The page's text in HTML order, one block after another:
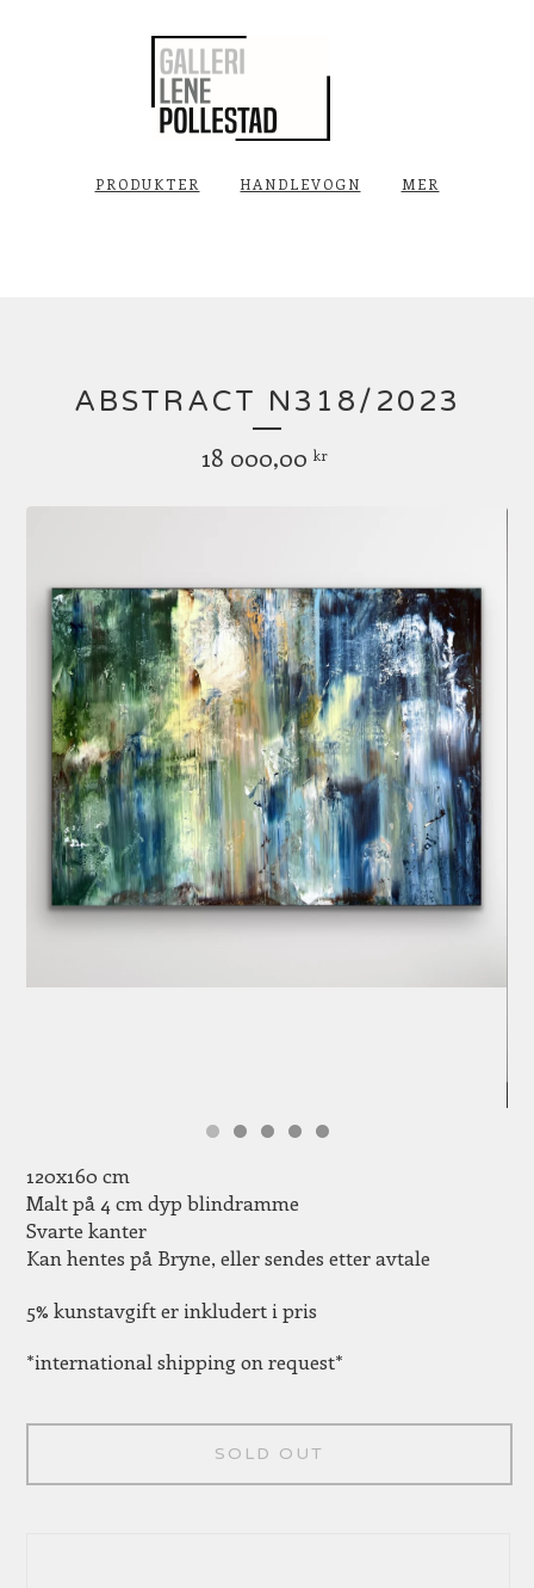
PRODUKTER HANDLEVOGN MER
ABSTRACT N318/2023
18 000,00 kr
120x160 cm
Malt på 4 cm dyp blindramme
Svarte kanter
Kan hentes på Bryne, eller sendes etter avtale
5% kunstavgift er inkludert i pris
*international shipping on request*
SOLD OUT